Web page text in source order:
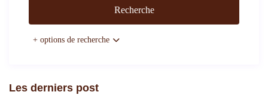
+ options de recherche
Les derniers post